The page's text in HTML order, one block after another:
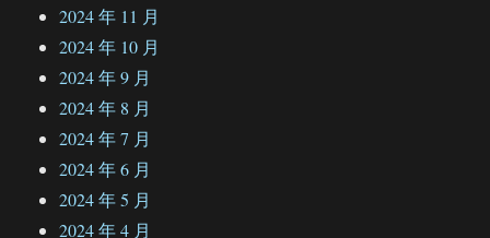
2024 年 11 月
2024 年 10 月
2024 年 9 月
2024 年 8 月
2024 年 7 月
2024 年 6 月
2024 年 5 月
2024 年 4 月